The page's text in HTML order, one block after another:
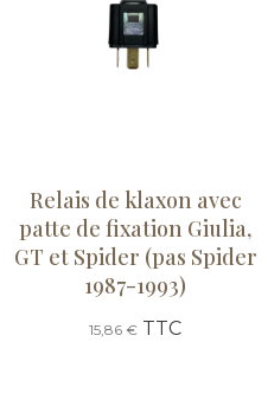
Relais de klaxon avec
patte de fixation Giulia,
GT et Spider (pas Spider
1987-1993)
15,86 € TTC